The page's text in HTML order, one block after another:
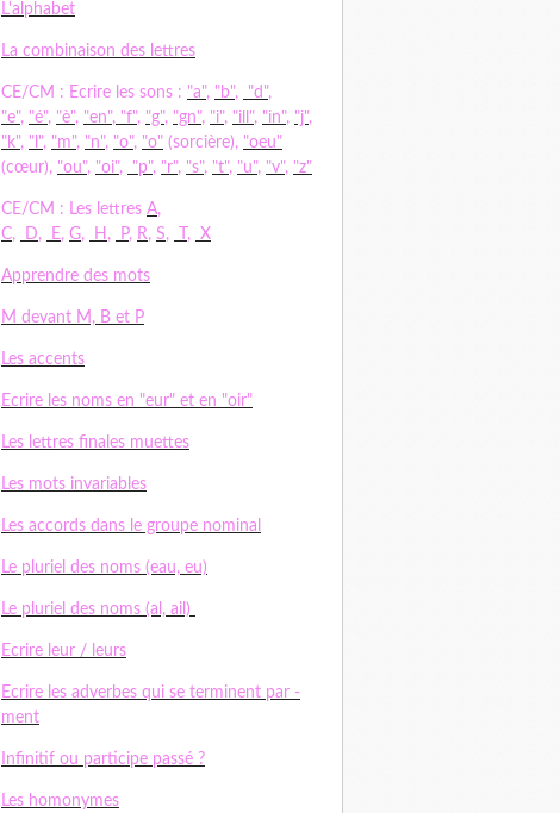
L'alphabet
La combinaison des lettres
CE/CM : Ecrire les sons : "a", "b", "d",
"e", "é", "è", "en", "f", "g", "gn", "i", "ill", "in", "j",
"k", "l", "m", "n", "o", "o" (sorcière), "oeu"
(cœur), "ou", "oi", "p", "r", "s", "t", "u", "v", "z"
CE/CM : Les lettres A,
C, D, E, G, H , P, R, S, , X
Apprendre des mots
M devant M, B et P
Les accents
Ecrire les noms en "eur" et en "oir"
Les lettres finales muettes
Les mots invariables
Les accords dans le groupe nominal
Le pluriel des noms (eau, eu)
Le pluriel des noms (al, ail)
Ecrire leur / leurs
Ecrire les adverbes qui se terminent par -
ment
Infinitif ou participe passé ?
Les homonymes